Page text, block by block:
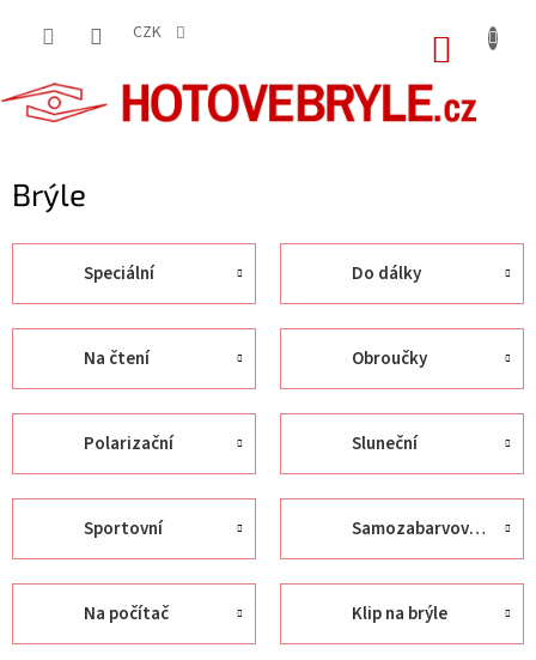
CZK
Brýle
Speciální Do dálky
Na čtení Obroučky
Polarizační Sluneční
Sportovní Samozabarvovací
Na počítač Klip na brýle